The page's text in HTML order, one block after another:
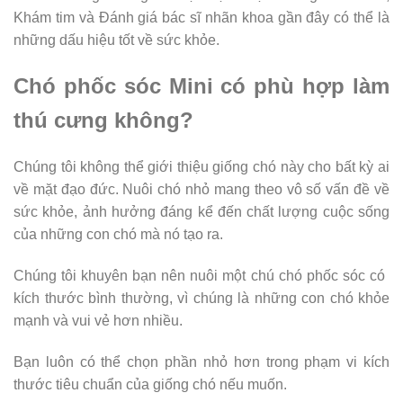
Khám tim và Đánh giá bác sĩ nhãn khoa gần đây có thể là
những dấu hiệu tốt về sức khỏe.
Chó phốc sóc Mini có phù hợp làm
thú cưng không?
Chúng tôi không thể giới thiệu giống chó này cho bất kỳ ai
về mặt đạo đức. Nuôi chó nhỏ mang theo vô số vấn đề về
sức khỏe, ảnh hưởng đáng kể đến chất lượng cuộc sống
của những con chó mà nó tạo ra.
Chúng tôi khuyên bạn nên nuôi một chú chó phốc sóc có ​​
kích thước bình thường, vì chúng là những con chó khỏe
mạnh và vui vẻ hơn nhiều.
Bạn luôn có thể chọn phần nhỏ hơn trong phạm vi kích
thước tiêu chuẩn của giống chó nếu muốn.